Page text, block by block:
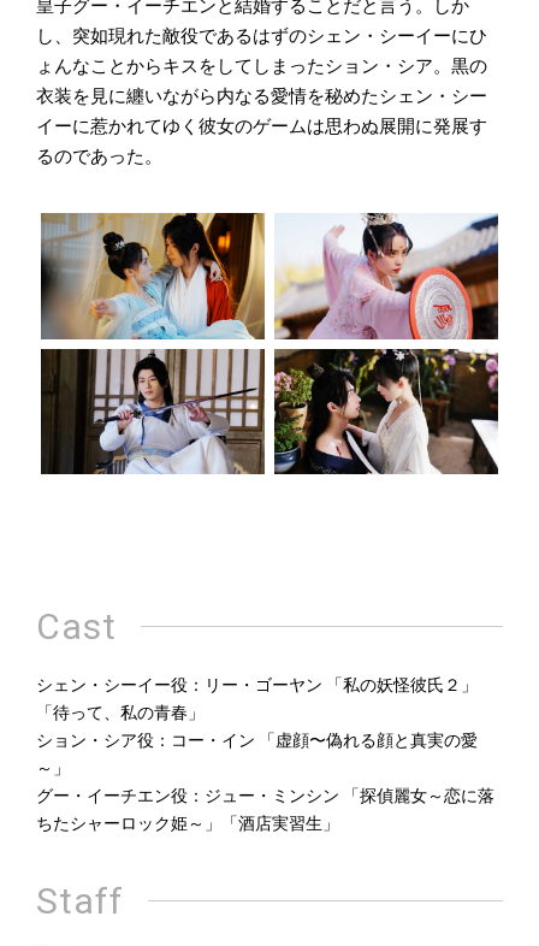
皇子グー・イーチエンと結婚することだと言う。しか
し、突如現れた敵役であるはずのシェン・シーイーにひ
ょんなことからキスをしてしまったション・シア。黒の
衣装を見に纏いながら内なる愛情を秘めたシェン・シー
イーに惹かれてゆく彼女のゲームは思わぬ展開に発展す
るのであった。
Cast
シェン・シーイー役：リー・ゴーヤン 「私の妖怪彼氏２」
「待って、私の青春」
ション・シア役：コー・イン 「虚顔〜偽れる顔と真実の愛
～」
グー・イーチエン役：ジュー・ミンシン 「探偵麗女～恋に落
ちたシャーロック姫～」「酒店実習生」
Staff